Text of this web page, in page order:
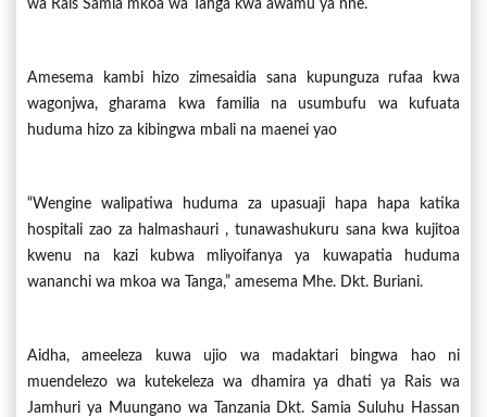
wa Rais Samia mkoa wa Tanga kwa awamu ya nne.
Amesema kambi hizo zimesaidia sana kupunguza rufaa kwa
wagonjwa, gharama kwa familia na usumbufu wa kufuata
huduma hizo za kibingwa mbali na maenei yao
“Wengine walipatiwa huduma za upasuaji hapa hapa katika
hospitali zao za halmashauri , tunawashukuru sana kwa kujitoa
kwenu na kazi kubwa mliyoifanya ya kuwapatia huduma
wananchi wa mkoa wa Tanga,” amesema Mhe. Dkt. Buriani.
Aidha, ameeleza kuwa ujio wa madaktari bingwa hao ni
muendelezo wa kutekeleza wa dhamira ya dhati ya Rais wa
Jamhuri ya Muungano wa Tanzania Dkt. Samia Suluhu Hassan